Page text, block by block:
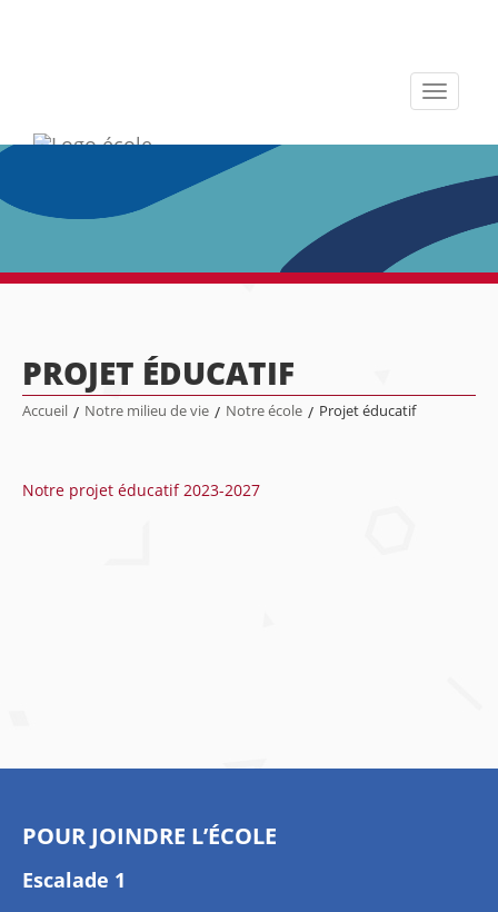
Toggle
PROJET ÉDUCATIF
Accueil / Notre milieu de vie / Notre école / Projet éducatif
Notre projet éducatif 2023-2027
POUR JOINDRE L’ÉCOLE
Escalade 1